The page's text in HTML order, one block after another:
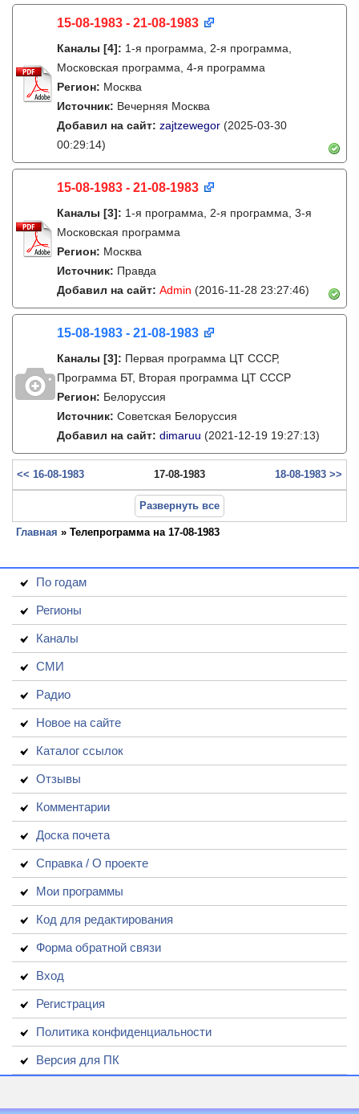
15-08-1983 - 21-08-1983
Каналы [4]: 1-я программа, 2-я программа,
Московская программа, 4-я программа
Регион: Москва
Источник: Вечерняя Москва
Добавил на сайт: zajtzewegor (2025-03-30
00:29:14)
15-08-1983 - 21-08-1983
Каналы [3]: 1-я программа, 2-я программа, 3-я
Московская программа
Регион: Москва
Источник: Правда
Добавил на сайт: Admin (2016-11-28 23:27:46)
15-08-1983 - 21-08-1983
Каналы [3]: Первая программа ЦТ СССР,
Программа БТ, Вторая программа ЦТ СССР
Регион: Белоруссия
Источник: Советская Белоруссия
Добавил на сайт: dimaruu (2021-12-19 19:27:13)
<< 16-08-1983 17-08-1983 18-08-1983 >>
Развернуть все
Главная » Телепрограмма на 17-08-1983
По годам
Регионы
Каналы
СМИ
Радио
Новое на сайте
Каталог ссылок
Отзывы
Комментарии
Доска почета
Справка / О проекте
Мои программы
Код для редактирования
Форма обратной связи
Вход
Регистрация
Политика конфиденциальности
Версия для ПК